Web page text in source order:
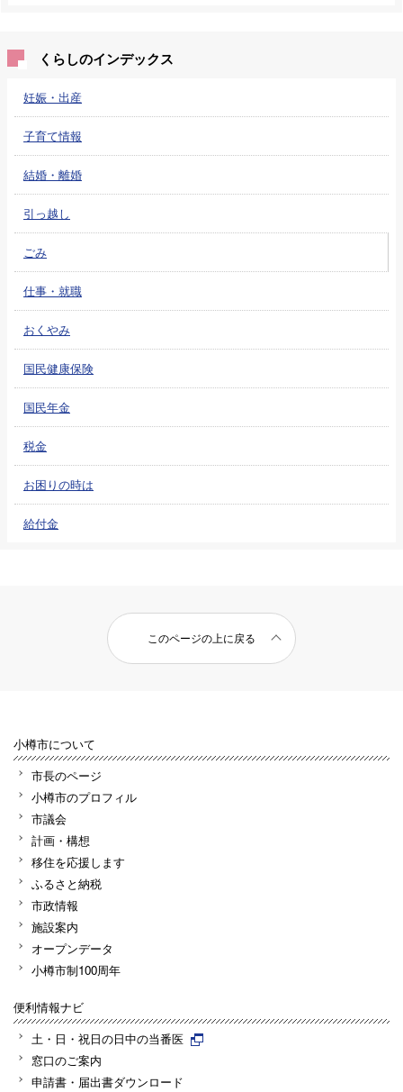
くらしのインデックス
妊娠・出産
子育て情報
結婚・離婚
引っ越し
ごみ
仕事・就職
おくやみ
国民健康保険
国民年金
税金
お困りの時は
給付金
このページの上に戻る
小樽市について
市長のページ
小樽市のプロフィル
市議会
計画・構想
移住を応援します
ふるさと納税
市政情報
施設案内
オープンデータ
小樽市制100周年
便利情報ナビ
土・日・祝日の日中の当番医
窓口のご案内
申請書・届出書ダウンロード